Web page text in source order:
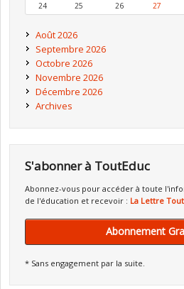
24
25 26 27
Août 2026
Septembre 2026
Octobre 2026
Novembre 2026
Décembre 2026
Archives
S'abonner à ToutEduc
Abonnez-vous pour accéder à toute
de l'éducation et recevoir : La Lettre
Abonnement
* Sans engagement par la suite.